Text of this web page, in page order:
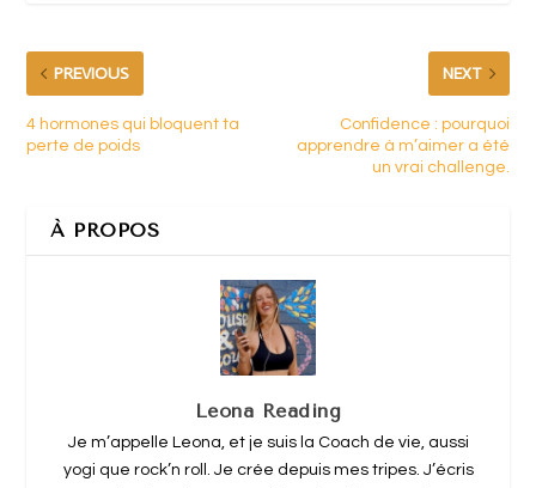
PREVIOUS
4 hormones qui bloquent ta
perte de poids
NEXT
Confidence : pourquoi
apprendre à m’aimer a été
un vrai challenge.
À PROPOS
Leona Reading
Je m’appelle Leona, et je suis la Coach de vie, aussi
yogi que rock’n roll. Je crée depuis mes tripes. J’écris